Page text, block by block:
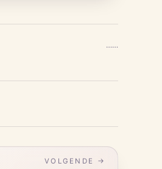
……
VOLGENDE →